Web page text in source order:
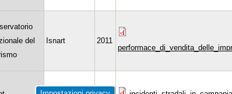
del
Isnart
2011